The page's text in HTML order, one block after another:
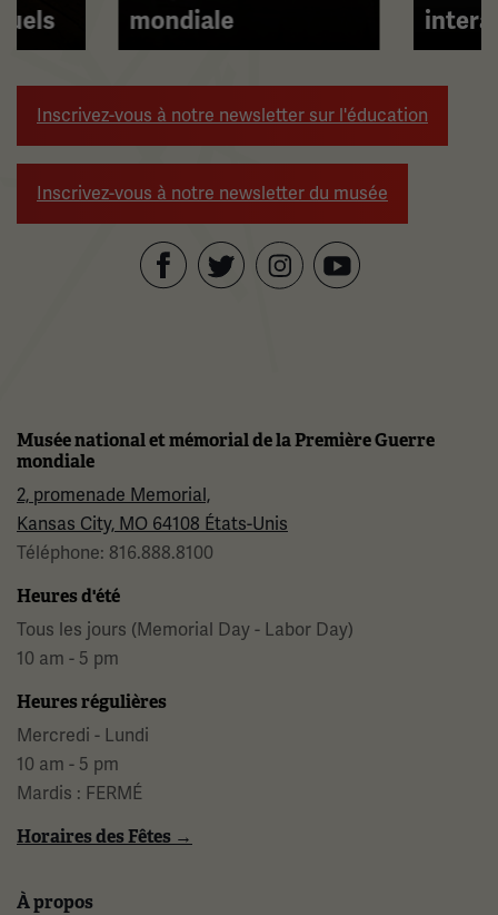
naviguer. mondiale
Inscrivez-vous à notre newsletter sur l'éducation
Inscrivez-vous à notre newsletter du musée
Musée national et mémorial de la Première Guerre
mondiale
2, promenade Memorial,
Kansas City, MO 64108 États-Unis
Téléphone: 816.888.8100
Heures d'été
Tous les jours (Memorial Day - Labor Day)
10 am - 5 pm
Heures régulières
Mercredi - Lundi
10 am - 5 pm
Mardis : FERMÉ
Horaires des Fêtes →
À propos